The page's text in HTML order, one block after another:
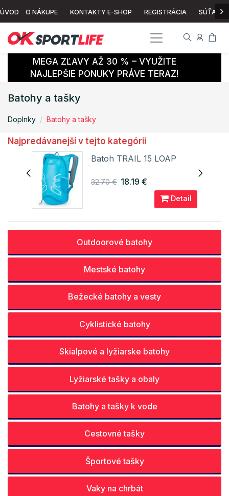
ÚVOD O NÁKUPE KONTAKTY E-SHOP REGISTRÁCIA SÚŤAŽ ›
MEGA ZĽAVY AŽ 30 % – VYUŽITE
NAJLEPŠIE PONUKY PRÁVE TERAZ!
Batohy a tašky
Doplnky Batohy a tašky
Najpredávanejší v tejto kategórii
Batoh TRAIL 15 LOAP
32.70 € 18.19 €
Detail
Outdoorové batohy
Mestské batohy
Bežecké batohy a vesty
Cyklistické batohy
Skialpové a lyžiarske batohy
Lyžiarské tašky a obaly
Batohy a tašky k vode
Cestovné tašky
Športové tašky
Vaky na chrbát